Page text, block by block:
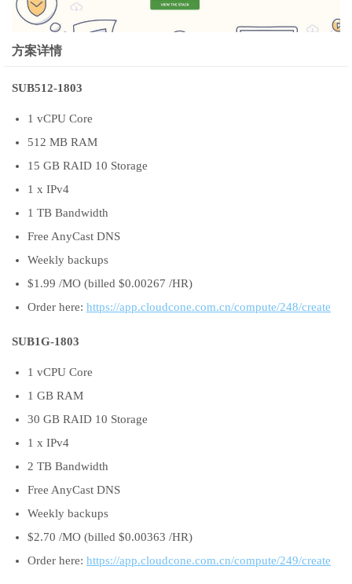
方案详情
SUB512-1803
1 vCPU Core
512 MB RAM
15 GB RAID 10 Storage
1 x IPv4
1 TB Bandwidth
Free AnyCast DNS
Weekly backups
$1.99 /MO (billed $0.00267 /HR)
Order here: https://app.cloudcone.com.cn/compute/248/create
SUB1G-1803
1 vCPU Core
1 GB RAM
30 GB RAID 10 Storage
1 x IPv4
2 TB Bandwidth
Free AnyCast DNS
Weekly backups
$2.70 /MO (billed $0.00363 /HR)
Order here: https://app.cloudcone.com.cn/compute/249/create